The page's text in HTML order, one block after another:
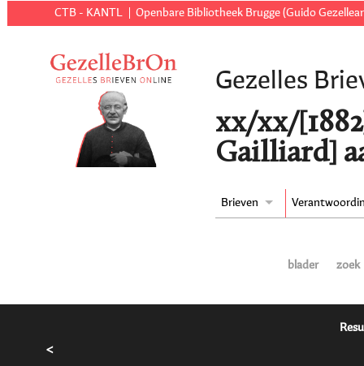
CTB - KANTL Openbare Bibliotheek Brugge (Guido
Gezelles
xx/xx/
Gailliard]
Brieven
blader zoek
<